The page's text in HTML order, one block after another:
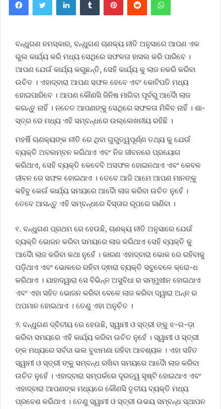
ବନ୍ଧୁଗଣ ନମସ୍କାର, ବନ୍ଧୁଗଣ ଚାଣକ୍ୟ ନୀତି ଅନୁସାରେ ଆପଣ ଏକ
ଭୁଲ କାର୍ଯ୍ୟ କରି ମଧ୍ୟ ସେଥିରେ ସଫଳତା ହାସଲ କରି ପାରିବେ ।
ଆପଣ ଯେଉଁ କାର୍ଯ୍ୟ କରୁଛନ୍ତି, ସେହି କାର୍ଯ୍ୟ କୁ ଲାଜ ନକରି କରିବା
ଉଚିତ । ଏହାଦ୍ବାରା ଆପଣ ସଫଳ ହେବେ ଏବଂ କୋଟିପତି ମଧ୍ୟ
ହୋଇପାରିବେ । ଆପଣ କୌଣସି ଜିନିଷ ମାଗିବା ପୂର୍ବରୁ ଆଦୋୖ ଲାଜ
କରନ୍ତୁ ନାହିଁ । ନଚେତ ଆପଣଙ୍କୁ ସେଥିରେ ସଫଳତା ମିଳିବ ନାହିଁ । ଶା-
ସ୍ତ୍ର ରେ ମଧ୍ୟ ଏହି ସମ୍ବନ୍ଧରେ ଉଲ୍ଲେଖନୀୟ ରହିଛି ।
ମହର୍ଷି ଚାଣକ୍ୟଙ୍କ ନୀତି ରେ ଥିବା ଗୁରୁତ୍ୱପୂର୍ଣ୍ଣ ତଥ୍ୟ କୁ ଯେଉଁ
ବ୍ୟକ୍ତି ଅବଲମ୍ବନ କରିଥାଏ ଏବଂ ନିଜ ଜୀବନରେ ପ୍ରୟୋଗ
କରିଥାଏ, ସେହି ବ୍ୟକ୍ତି କେବେବି ଅସଫଳ ହୋଇନଥାଏ ଏବଂ କେବଳ
ଜୀବନ ରେ ସଫଳ ହୋଇଥାଏ । ତେବେ ଆଜି ଆମେ ଆପଣ ମାନଙ୍କୁ
କହିବୁ କେଉଁ କାର୍ଯ୍ୟ ସମୟରେ ଆଦୋୖ ଲାଜ କରିବା ଉଚିତ ନୁହେଁ ।
ତେବେ ଆସନ୍ତୁ ଏହି ସମ୍ବନ୍ଧରେ ବିସ୍ତାର ରୂପରେ ଜାଣିବା ।
୧. ବନ୍ଧୁଗଣ ପ୍ରଥମ ରେ ହେଉଛି, ଚାଣକ୍ୟ ନୀତି ଅନୁସାରେ ଯେଉଁ
ବ୍ୟକ୍ତି ଭୋଜନ କରିବା ସମୟରେ ଲାଜ କରିଥାଏ ସେହି ବ୍ୟକ୍ତି କୁ
ଆଦୋୖ ଲାଜ କରିବା କଥା ନୁହେଁ । କାରଣ ଏହାଦ୍ବାରା ଭୋକ ରେ ରହିବାକୁ
ପଡ଼ିଥାଏ ଏବଂ ଭୋକରେ ରହିବା ଦ୍ଵାରା ବ୍ୟକ୍ତି ସବୁବେଳେ କ୍ରୋ-ଧ
କରିଥାଏ । ଯାହାଦ୍ୱାରା ସେ ବିଭିନ୍ନ ଅସୁବିଧା ର ସମ୍ମୁଖୀନ ହୋଇଥାଏ
ଏବଂ ଏହା ସହିତ ଭୋଜନ କରିବା ବେଳେ ଲାଜ କରିବା ଦ୍ୱାରା ଅନ୍ନ ର
ଅପମାନ ହୋଇଥାଏ । ତେଣୁ ଏହା ଅନୁଚିତ ।
୨. ବନ୍ଧୁଗଣ ଦ୍ବିତୀୟ ରେ ହେଉଛି, ସ୍ୱାମୀ ଓ ସ୍ତ୍ରୀ ଙ୍କୁ ଝ-ଗ-ଡ଼ା
କରିବା ସମୟରେ ଏହି କାର୍ଯ୍ୟ କରିବା ଉଚିତ ନୁହେଁ । ସ୍ୱାମୀ ଓ ସ୍ତ୍ରୀ
ଙ୍କ ମଧ୍ୟରେ ସର୍ବଦା ଭଲ ବୁଝାମଣା ରହିବା ଆବଶ୍ୟକ । ଏହା ସହିତ
ସ୍ୱାମୀ ଓ ସ୍ତ୍ରୀ ଙ୍କୁ ସମ୍ବନ୍ଧ ରଖିବା ସମୟରେ ଆଦୋୖ ଲାଜ କରିବା
ଉଚିତ ନୁହେଁ । ଏହାଦ୍ବାରା ସମ୍ପର୍କରେ ଦୂରତ୍ୱ ସୃଷ୍ଟି ହୋଇଥାଏ ଏବଂ
ଏହାଦ୍ବାରା ଆପଣଙ୍କ ମଧ୍ୟରେ କୌଣସି ତୃତୀୟ ବ୍ୟକ୍ତି ମଧ୍ୟ
ପ୍ରବେଶ କରିଥାଏ । ତେଣୁ ସ୍ୱାମୀ ଓ ସ୍ତ୍ରୀ ଉଭୟ ସମ୍ବନ୍ଧ ସ୍ଥାପନ